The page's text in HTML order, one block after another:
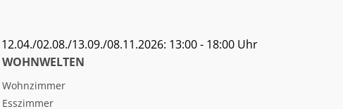
12.04./02.08./13.09./08.11.2026: 13:00 - 18:00 Uhr
WOHNWELTEN
Wohnzimmer
Esszimmer